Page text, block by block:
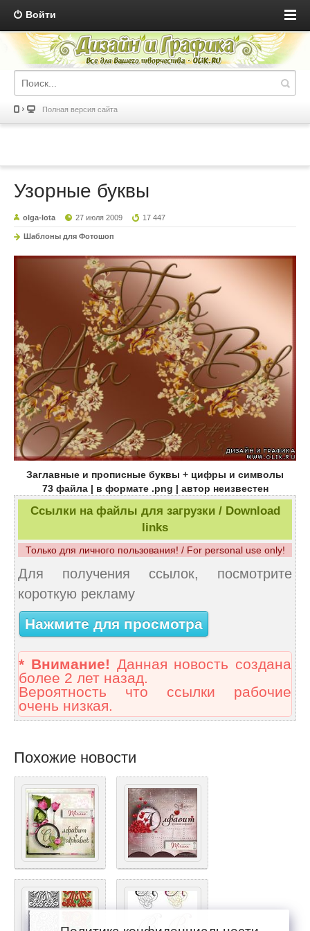
Войти
Полная версия сайта
Узорные буквы
olga-lota 27 июля 2009 17 447
Шаблоны для Фотошоп
Заглавные и прописные буквы + цифры и символы
73 файла | в формате .png | автор неизвестен
Ссылки на файлы для загрузки / Download
links
Только для личного пользования! / For personal use only!
Для получения ссылок, посмотрите
короткую рекламу
Нажмите для просмотра
* Внимание! Данная новость создана
более 2 лет назад.
Вероятность что ссылки рабочие
очень низкая.
Похожие новости